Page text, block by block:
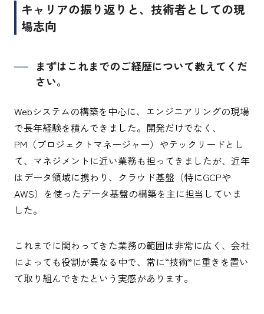
キャリアの振り返りと、技術者としての現
場志向
まずはこれまでのご経歴について教えてくだ
さい。
Webシステムの構築を中心に、エンジニアリングの現場
で長年経験を積んできました。開発だけでなく、
PM（プロジェクトマネージャー）やテックリードとし
て、マネジメントに近い業務も担ってきましたが、近年
はデータ領域に携わり、クラウド基盤（特にGCPや
AWS）を使ったデータ基盤の構築を主に担当していま
した。
これまでに関わってきた業務の範囲は非常に広く、会社
によっても役割が異なる中で、常に“技術”に重きを置い
て取り組んできたという実感があります。